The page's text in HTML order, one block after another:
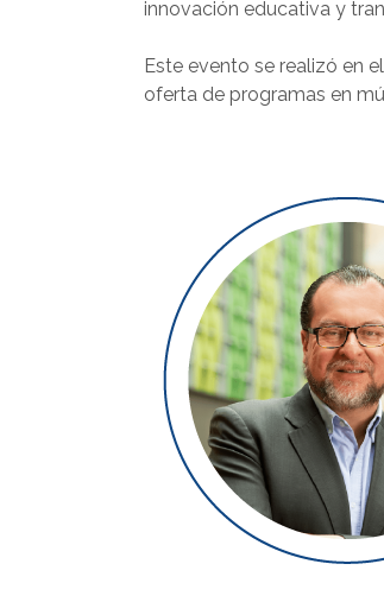
innovación educativa y
Este evento se realizó en
oferta de programas en